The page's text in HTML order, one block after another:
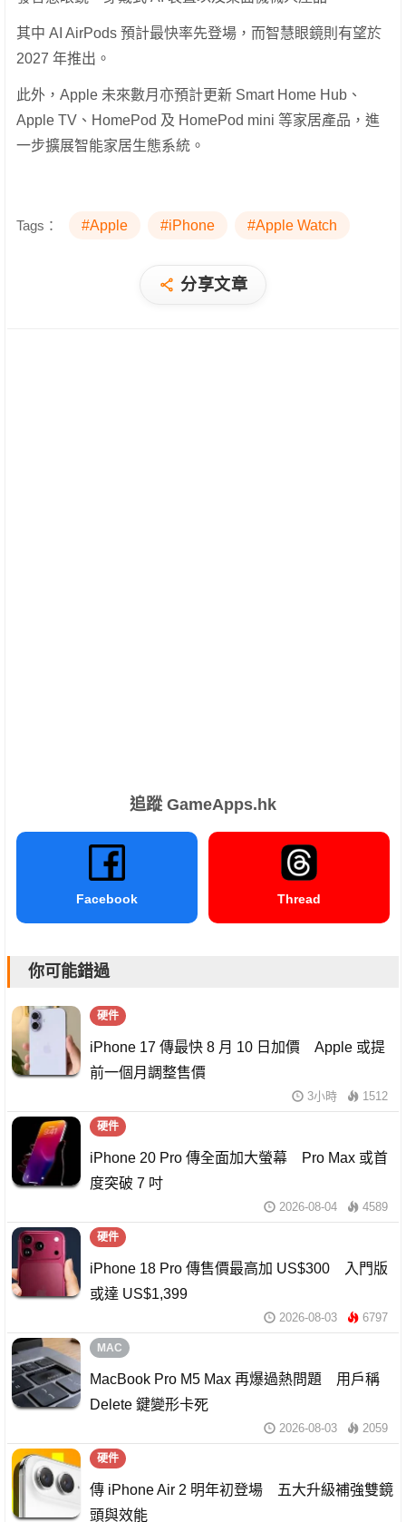
其中 AI AirPods 預計最快率先登場，而智慧眼鏡則有望於
2027 年推出。
此外，Apple 未來數月亦預計更新 Smart Home Hub、
Apple TV、HomePod 及 HomePod mini 等家居產品，進
一步擴展智能家居生態系統。
Tags： #Apple #iPhone #Apple Watch
分享文章
追蹤 GameApps.hk
Facebook Thread
你可能錯過
硬件
iPhone 17 傳最快 8 月 10 日加價 Apple 或提
前一個月調整售價
3小時 1512
硬件
iPhone 20 Pro 傳全面加大螢幕 Pro Max 或首
度突破 7 吋
2026-08-04 4589
硬件
iPhone 18 Pro 傳售價最高加 US$300 入門版
或達 US$1,399
2026-08-03 6797
MAC
MacBook Pro M5 Max 再爆過熱問題 用戶稱
Delete 鍵變形卡死
2026-08-03 2059
硬件
傳 iPhone Air 2 明年初登場 五大升級補強雙鏡
頭與效能